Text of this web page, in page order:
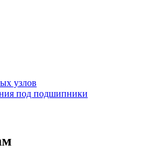
узлов
под подшипники